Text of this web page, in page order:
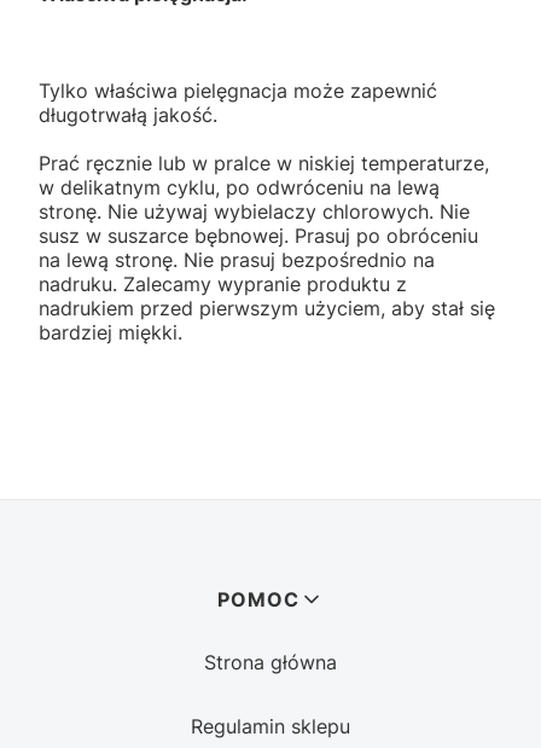
Tylko właściwa pielęgnacja może zapewnić
długotrwałą jakość.
Prać ręcznie lub w pralce w niskiej temperaturze,
w delikatnym cyklu, po odwróceniu na lewą
stronę. Nie używaj wybielaczy chlorowych. Nie
susz w suszarce bębnowej. Prasuj po obróceniu
na lewą stronę. Nie prasuj bezpośrednio na
nadruku. Zalecamy wypranie produktu z
nadrukiem przed pierwszym użyciem, aby stał się
bardziej miękki.
POMOC
Strona główna
Regulamin sklepu